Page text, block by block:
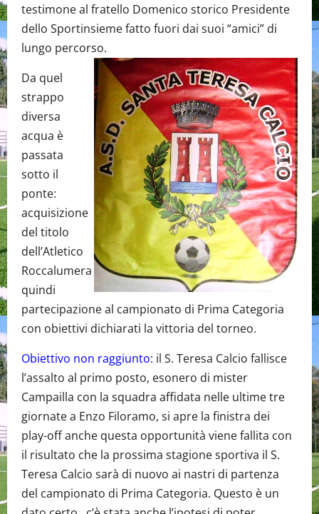
testimone al fratello Domenico storico Presidente
dello Sportinsieme fatto fuori dai suoi “amici” di
lungo percorso.
Da quel
strappo
diversa
acqua è
passata
sotto il
ponte:
acquisizione
del titolo
dell’Atletico
Roccalumera
quindi
partecipazione al campionato di Prima Categoria
con obiettivi dichiarati la vittoria del torneo.
Obiettivo non raggiunto: il S. Teresa Calcio fallisce
l’assalto al primo posto, esonero di mister
Campailla con la squadra affidata nelle ultime tre
giornate a Enzo Filoramo, si apre la finistra dei
play-off anche questa opportunità viene fallita con
il risultato che la prossima stagione sportiva il S.
Teresa Calcio sarà di nuovo ai nastri di partenza
del campionato di Prima Categoria. Questo è un